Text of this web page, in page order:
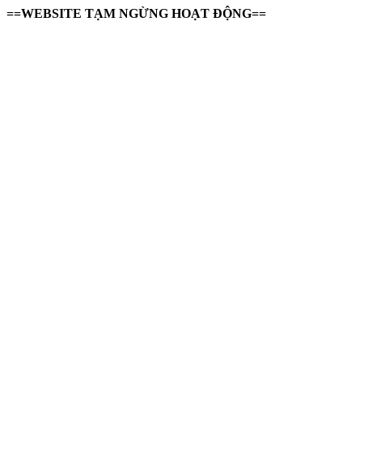
==WEBSITE TẠM NGỪNG HOẠT ĐỘNG==